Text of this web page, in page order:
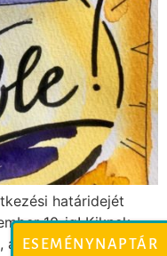
ESEMÉNYNAPTÁR
határidejét
10-ig! Kiknek
akik a segítő